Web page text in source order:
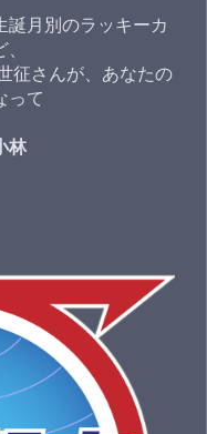
誕月別のラッキーカ
征さんが、あなたの
って
林